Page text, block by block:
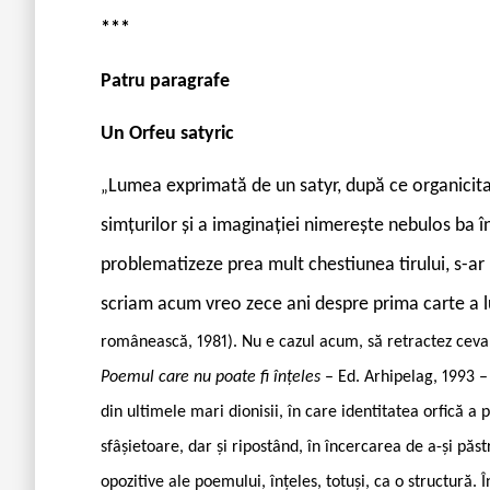
***
Patru paragrafe
Un Orfeu satyric
„Lumea exprimată de un satyr, după ce
simţurilor şi a imaginaţiei nimereşte nebulos ba
problematizeze prea mult chestiunea tirului, s-
scriam acum vreo zece ani despre prima carte a
românească, 1981). Nu e cazul acum, să retractez
Poemul care nu poate fi înţeles – Ed. Arhipelag, 1993
din ultimele mari dionisii, în care identitatea orfică a
sfâşietoare, dar şi ripostând, în încercarea de a-şi
opozitive ale poemului, înţeles, totuşi, ca o structură.